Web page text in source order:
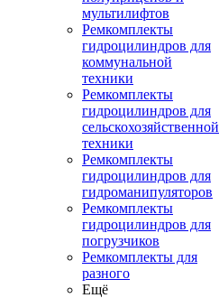
мультилифтов
Ремкомплекты
гидроцилиндров для
коммунальной
техники
Ремкомплекты
гидроцилиндров для
сельскохозяйственной
техники
Ремкомплекты
гидроцилиндров для
гидроманипуляторов
Ремкомплекты
гидроцилиндров для
погрузчиков
Ремкомплекты для
разного
Ещё